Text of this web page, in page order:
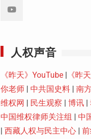
人权声音
《昨天》YouTube | 《昨
你老师 | 中共国史料 | 南
维权网 | 民生观察 | 博讯 |
中国维权律师关注组 | 中
| 西藏人权与民主中心 |